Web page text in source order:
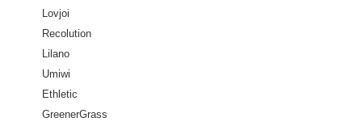
Lovjoi
Recolution
Lilano
Umiwi
Ethletic
GreenerGrass